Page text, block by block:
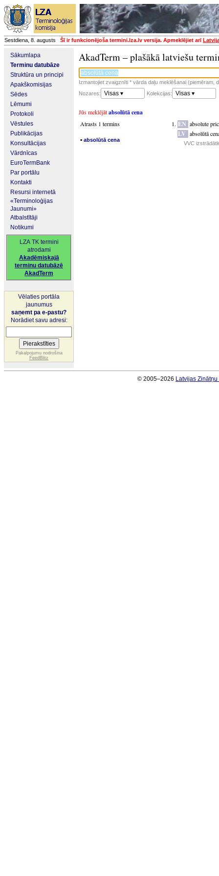
Sestdiena, 8. augusts Šī ir funkcionējoša termini.lza.lv versija. Apmeklējiet arī
Sākumlapa
Terminu datubāze
Struktūra un principi
Apakškomisijas
Sēdes
Lēmumi
Protokoli
Vēstules
Publikācijas
Konsultācijas
Vārdnīcas
EuroTermBank
Par portālu
Kontakti
Resursi internetā
«Terminoloģijas
Jaunumi»
Atbalstītāji
Notikumi
LZA TK termini
atrodami
Akadēmiskajā
terminu datubāzē
AkadTerm
Vēlaties portāla
jaunumus
saņemt pa e-pastu?
Norādiet savu adresi:
Pakalpojumu nodrošina
FeedBlitz
AkadTerm – plašākā latviešu
Izmantojiet zvaigznīti * vārda daļu meklēšanai (piemēram,
Nozares:
Visas ▾ Kolekcijas: Visas ▾
Jūs meklējātabsolūtā cena
Atrasts 1 termins
▪ absolūtā cena
EN absolute
LV absolūtā
VVC
© 2005–2026 Latvijas